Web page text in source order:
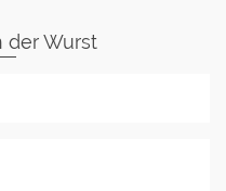
der Wurst